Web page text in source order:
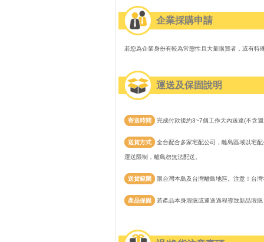
企業採購申請
若您為企業身份有較為常態性且大量購買者，或有特
運送及保固說明
寄送時間 完成付款後約3~7個工作天內送達(不含
送貨方式 全台配合多家宅配公司，離島區域以宅
運送限制，離島恕無法配送。
送貨範圍 限台灣本島及台灣離島地區。注意！台
產品保固 若產品本身瑕疵或運送過程導致新品瑕